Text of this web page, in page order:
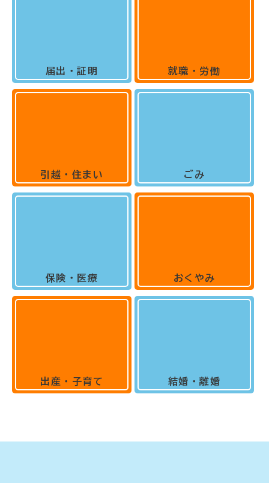
届出・証明
引越・住まい
保険・医療
出産・子育て
就職・労働
ごみ
おくやみ
結婚・離婚